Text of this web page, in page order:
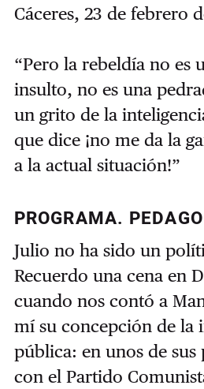
Cáceres, 23 de febrero
“Pero la rebeldía no es
insulto, no es una
un grito de la
que dice ¡no me da la
a la actual situación!”
PROGRAMA.
Julio no ha sido un
Recuerdo una cena en
cuando nos contó a
mí su concepción de la
pública: en unos de
con el Partido